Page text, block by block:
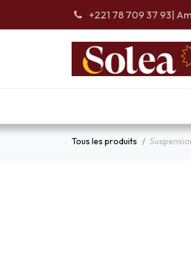
+221 78 709 37 93|
Tous les produits